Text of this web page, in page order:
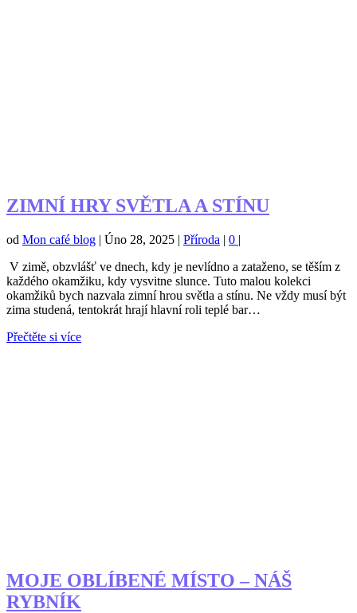
ZIMNÍ HRY SVĚTLA A STÍNU
od Mon café blog | Úno 28, 2025 | Příroda | 0 |
V zimě, obzvlášť ve dnech, kdy je nevlídno a zataženo, se těším z
každého okamžiku, kdy vysvitne slunce. Tuto malou kolekci
okamžiků bych nazvala zimní hrou světla a stínu. Ne vždy musí být
zima studená, tentokrát hrají hlavní roli teplé bar…
Přečtěte si více
MOJE OBLÍBENÉ MÍSTO – NÁŠ
RYBNÍK